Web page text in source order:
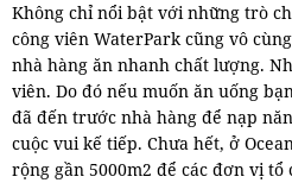
Không chỉ nổi bật với những trò
công viên WaterPark cũng vô
nhà hàng ăn nhanh chất lượng.
viên. Do đó nếu muốn ăn uống
đã đến trước nhà hàng để nạp
cuộc vui kế tiếp. Chưa hết, ở
rộng gần 5000m2 để các đơn vị